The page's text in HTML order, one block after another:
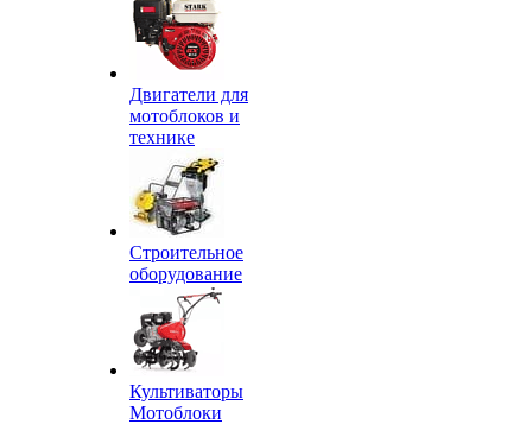
Двигатели для
мотоблоков и
технике
Строительное
оборудование
Культиваторы
Мотоблоки